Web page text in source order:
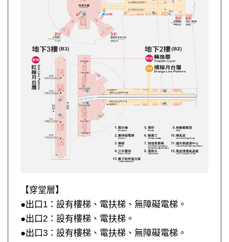
【穿堂層】
●出口1：設有樓梯、電扶梯、無障礙電梯。
●出口2：設有樓梯、電扶梯。
●出口3：設有樓梯、電扶梯、無障礙電梯。